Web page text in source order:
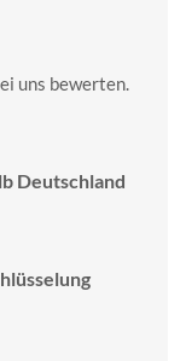
uns bewerten.
Deutschland